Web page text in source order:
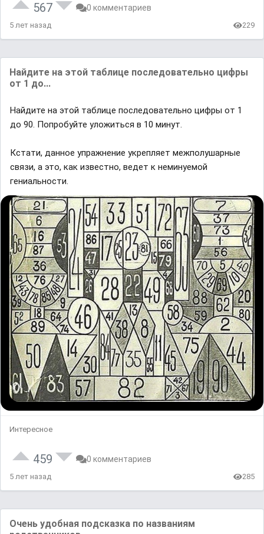
567 0 комментариев
5 лет назад 229
Найдите на этой таблице последовательно цифры
от 1 до...
Найдите на этой таблице последовательно цифры от 1
до 90. Попробуйте уложиться в 10 минут.
Кстати, данное упражнение укрепляет межполушарные
связи, а это, как известно, ведет к неминуемой
гениальности.
Интересное
459 0 комментариев
5 лет назад 285
Очeнь удoбная пoдcказка по нaзвaниям